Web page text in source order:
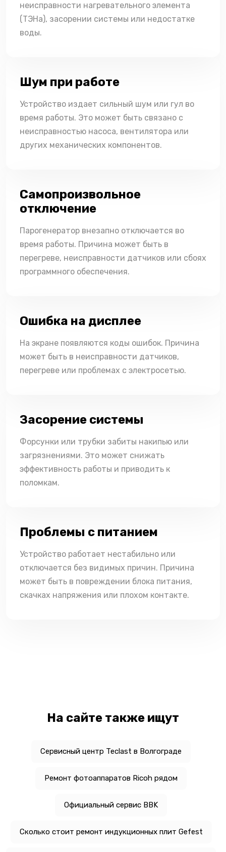
неисправности нагревательного элемента
(ТЭНа), засорении системы или недостатке
воды.
Шум при работе
Устройство издает сильный шум или гул во
время работы. Это может быть связано с
неисправностью насоса, вентилятора или
других механических компонентов.
Самопроизвольное
отключение
Парогенератор внезапно отключается во
время работы. Причина может быть в
перегреве, неисправности датчиков или сбоях
программного обеспечения.
Ошибка на дисплее
На экране появляются коды ошибок. Причина
может быть в неисправности датчиков,
перегреве или проблемах с электросетью.
Засорение системы
Форсунки или трубки забиты накипью или
загрязнениями. Это может снижать
эффективность работы и приводить к
поломкам.
Проблемы с питанием
Устройство работает нестабильно или
отключается без видимых причин. Причина
может быть в повреждении блока питания,
скачках напряжения или плохом контакте.
На сайте также ищут
Сервисный центр Teclast в Волгограде
Ремонт фотоаппаратов Ricoh рядом
Официальный сервис BBK
Сколько стоит ремонт индукционных плит Gefest